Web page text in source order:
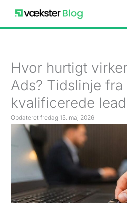
indholdet
Hvor hurtigt
Ads? Tidslinje
kvalificerede
Opdateret fredag 15. maj 2026